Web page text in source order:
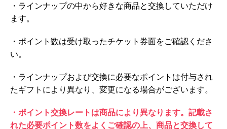
・ラインナップの中から好きな商品と交換していただけ
ます。
・ポイント数は受け取ったチケット券面をご確認くださ
い。
・ラインナップおよび交換に必要なポイントは付与され
たギフトにより異なり、変更になる場合がございます。
・ポイント交換レートは商品により異なります。記載さ
れた必要ポイント数をよくご確認の上、商品と交換して